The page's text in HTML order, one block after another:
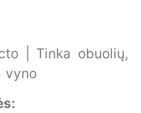
| Tinka obuolių,
vyno